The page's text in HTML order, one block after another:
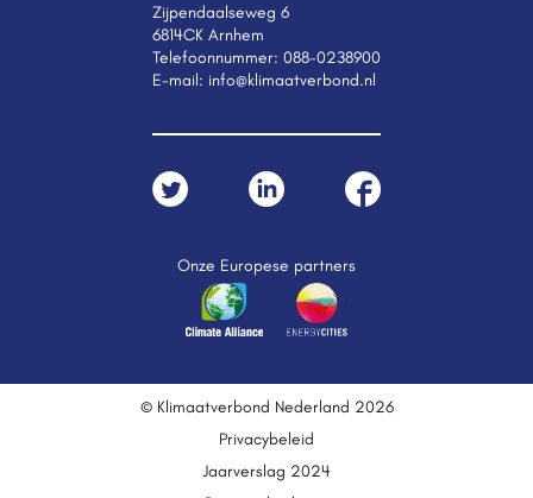
Zijpendaalseweg 6
6814CK Arnhem
Telefoonnummer: 088-0238900
E-mail: info@klimaatverbond.nl
Onze Europese partners
© Klimaatverbond Nederland 2026
Privacybeleid
Jaarverslag 2024